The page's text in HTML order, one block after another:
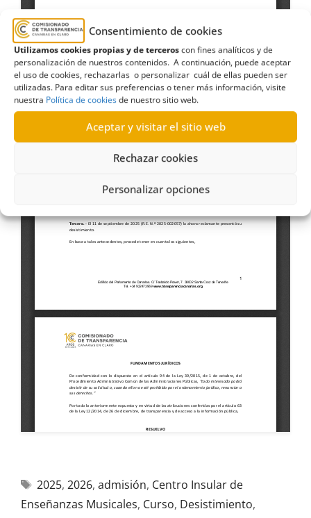
Consentimiento de cookies
Utilizamos cookies propias y de terceroscon fines analíticos y de
personalización de nuestros contenidos. A continuación, puede aceptar
el uso de cookies, rechazarlas o personalizar cuál de ellas pueden ser
utilizadas. Para editar sus preferencias o tener más información, visite
nuestra Política de cookiesde nuestro sitio web.
Aceptar y visitar el sitio web
Rechazar cookies
Personalizar opciones
2025, 2026, admisión, Centro Insular de
Enseñanzas Musicales, Curso, Desistimiento,